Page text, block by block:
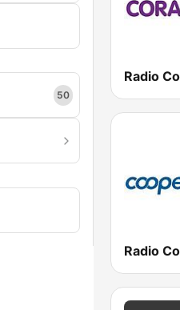
50
Radio